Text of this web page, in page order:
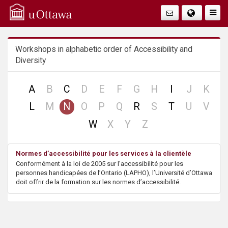
Q
u
Workshops in alphabetic order of Accessibility and
Diversity
A Bno
record
C Dno
record
Eno
record
Fno
record
Gno
record
Hno
record
Jno
record
Kno
L Mno N Ono
record
Pno
record
Qno
record
R Sno
T Uno
Vno
W Xno
Yno
Zno
Normes d’accessibilité pour les services à la clientèle
Conformément à la loi de 2005 sur l’accessibilité pour les
personnes handicapées de l’Ontario (LAPHO), l’Université d’Ottawa
doit offrir de la formation sur les normes d’accessibilité.